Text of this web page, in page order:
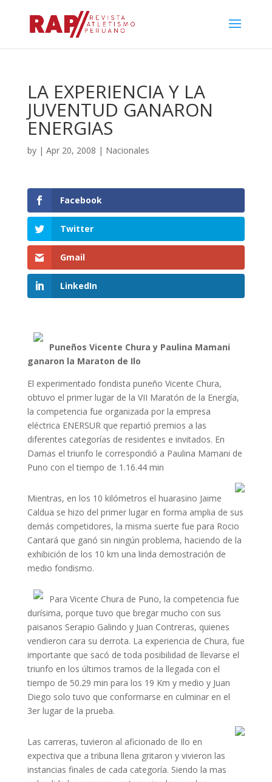
LA EXPERIENCIA Y LA
JUVENTUD GANARON
ENERGIAS
by | Apr 20, 2008 | Nacionales
Facebook
Twitter
Gmail
LinkedIn
Puneños Vicente Chura y Paulina Mamani
ganaron la Maraton de Ilo
El experimentado fondista puneño Vicente Chura,
obtuvo el primer lugar de la VII Maratón de la Energía,
la competencia fue organizada por la empresa
eléctrica ENERSUR que repartió premios a las
diferentes categorías de residentes e invitados. En
Damas el triunfo le correspondió a Paulina Mamani de
Puno con el tiempo de 1.16.44 min
Mientras, en los 10 kilómetros el huarasino Jaime
Caldua se hizo del primer lugar en forma amplia de sus
demás competidores, la misma suerte fue para Rocio
Cantará que ganó sin ningún problema, haciendo de la
exhibición de los 10 km una linda demostración de
medio fondismo.
Para Vicente Chura de Puno, la competencia fue
durísima, porque tuvo que bregar mucho con sus
paisanos Serapio Galindo y Juan Contreras, quienes
vendieron cara su derrota. La experiencia de Chura, fue
importante que sacó de toda posibilidad de llevarse el
triunfo en los últimos tramos de la llegada con el
tiempo de 50.29 min para los 19 Km y medio y Juan
Diego solo tuvo que conformarse en culminar en el
3er lugar de la prueba.
Las carreras, tuvieron al aficionado de Ilo en
expectiva que a tribuna llena gritaron y vivieron las
instancias finales de cada categoría. Siendo la mas